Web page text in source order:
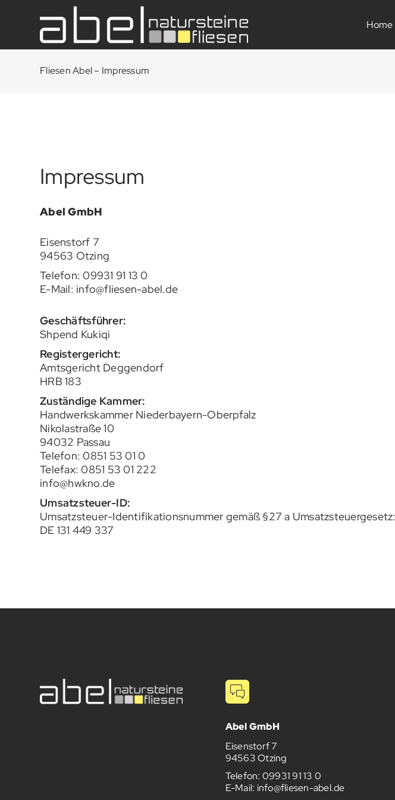
Home
Fliesen Abel – Impressum
Impressum
Abel GmbH
Eisenstorf 7
94563 Otzing
Telefon:09931 91 13 0
E-Mail: info@fliesen-abel.de
Geschäftsführer:
Shpend Kukiqi
Registergericht:
Amtsgericht Deggendorf
HRB 183
Zuständige Kammer:
Handwerkskammer Niederbayern-Oberpfalz
Nikolastraße 10
94032 Passau
Telefon: 0851 53 01 0
Telefax: 0851 53 01 222
info@hwkno.de
Umsatzsteuer-ID:
Umsatzsteuer-Identifikationsnummer gemäß §27 a Umsatzsteuergesetz:
DE 131 449 337
Abel GmbH
Eisenstorf 7
94563 Otzing
Telefon: 09931 91 13 0
E-Mail: info@fliesen-abel.de